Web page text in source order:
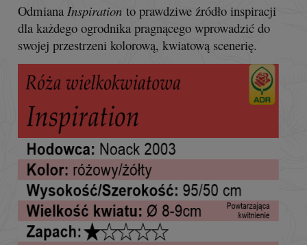
Odmiana Inspiration to prawdziwe źródło inspiracji
dla każdego ogrodnika pragnącego wprowadzić do
swojej przestrzeni kolorową, kwiatową scenerię.